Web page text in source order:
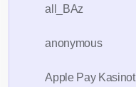
all_BAz
anonymous
Apple Pay Kasinot